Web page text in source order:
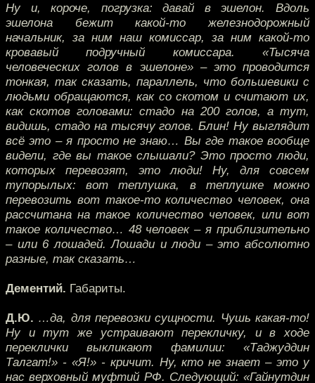
Ну и, короче, погрузка: давай в эшелон. Вдоль
эшелона бежит какой-то железнодорожный
начальник, за ним наш комиссар, за ним какой-то
кровавый подручный комиссара. «Тысяча
человеческих голов в эшелоне» – это проводится
тонкая, так сказать, параллель, что большевики с
людьми обращаются, как со скотом и считают их,
как скотов головами: стадо на 200 голов, а тут,
видишь, стадо на тысячу голов. Блин! Ну выглядит
всё это – я просто не знаю… Вы где такое вообще
видели, где вы такое слышали? Это просто люди,
которых перевозят, это люди! Ну, для совсем
тупорылых: вот теплушка, в теплушке можно
перевозить вот такое-то количество человек, она
рассчитана на такое количество человек, или вот
такое количество… 48 человек – я приблизительно
– или 6 лошадей. Лошади и люди – это абсолютно
разные, так сказать…
Дементий. Габариты.
Д.Ю. …да, для перевозки сущности. Чушь какая-то!
Ну и тут же устраивают перекличку, и в ходе
переклички выкликают фамилии: «Таджуддин
Талгат!» - «Я!» - кричит. Ну, кто не знает – это у
нас верховный муфтий РФ. Следующий: «Гайнутдин